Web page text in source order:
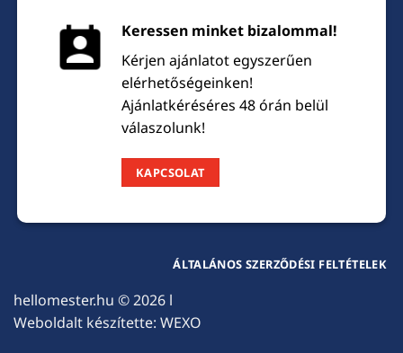
Keressen minket bizalommal!
Kérjen ajánlatot egyszerűen
elérhetőségeinken!
Ajánlatkéréséres 48 órán belül
válaszolunk!
KAPCSOLAT
hellomester.hu © 2026 l
Weboldalt készítette: WEXO
ÁLTALÁNOS SZERZŐDÉSI FELTÉTELEK